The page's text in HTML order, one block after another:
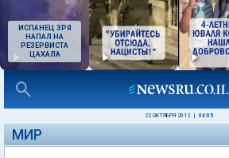
ИСПАНЕЦ ЗРЯ
НАПАЛ НА
РЕЗЕРВИСТА
ЦАХАЛА
22 ОКТЯБРЯ 2012 04:05
МИР